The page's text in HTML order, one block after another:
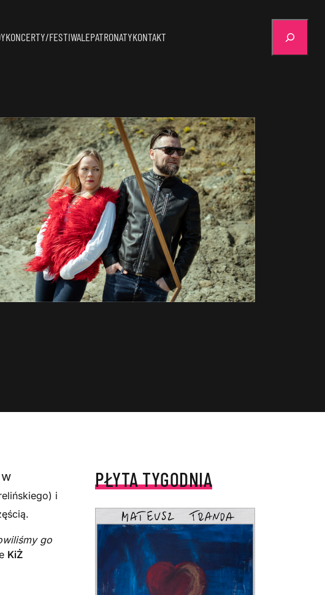
KONCERTY/FESTIWALEPATRONATYKONTAKT
i
go
KiŻ
PŁYTA TYGODNIA